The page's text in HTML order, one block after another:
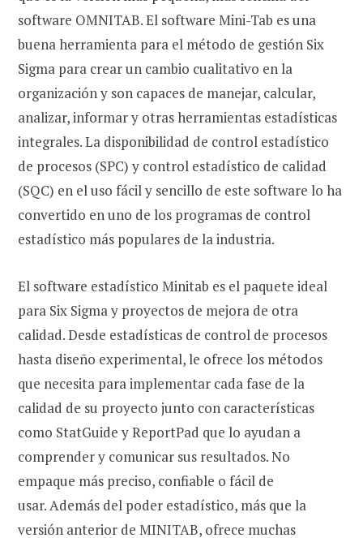
software OMNITAB. El software Mini-Tab es una
buena herramienta para el método de gestión Six
Sigma para crear un cambio cualitativo en la
organización y son capaces de manejar, calcular,
analizar, informar y otras herramientas estadísticas
integrales. La disponibilidad de control estadístico
de procesos (SPC) y control estadístico de calidad
(SQC) en el uso fácil y sencillo de este software lo ha
convertido en uno de los programas de control
estadístico más populares de la industria.
El software estadístico Minitab es el paquete ideal
para Six Sigma y proyectos de mejora de otra
calidad. Desde estadísticas de control de procesos
hasta diseño experimental, le ofrece los métodos
que necesita para implementar cada fase de la
calidad de su proyecto junto con características
como StatGuide y ReportPad que lo ayudan a
comprender y comunicar sus resultados. No
empaque más preciso, confiable o fácil de
usar. Además del poder estadístico, más que la
versión anterior de MINITAB, ofrece muchas